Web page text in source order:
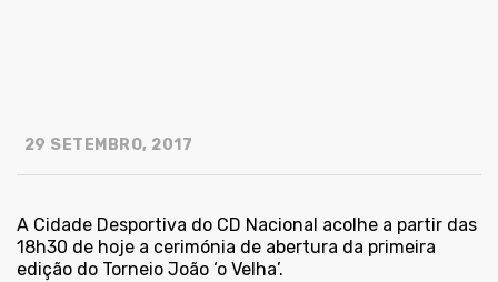
29 SETEMBRO, 2017
A Cidade Desportiva do CD Nacional acolhe a partir das
18h30 de hoje a cerimónia de abertura da primeira
edição do Torneio João ‘o Velha’.